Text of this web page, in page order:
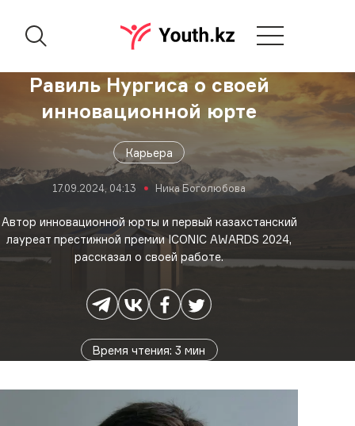
Равиль Нургиcа о своей
инновационной юрте
Карьера
17.09.2024, 04:13 Ника Боголюбова
Автор инновационной юрты и первый казахстанский
лауреат престижной премии ICONIC AWARDS 2024,
рассказал о своей работе.
Время чтения:3 мин